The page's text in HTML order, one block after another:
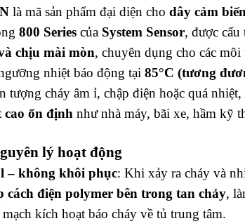
là mã sản phẩm đại diện cho dây cảm
800 Series của System Sensor, được
chịu mài mòn, chuyên dụng cho các
nhiệt báo động tại 85°C (tương
tượng cháy âm ỉ, chập điện hoặc quá
ổn định như nhà máy, bãi xe, hầm kỹ
lý hoạt động
– không khôi phục: Khi xảy ra cháy và
cách điện polymer bên trong tan chảy,
kích hoạt báo cháy về tủ trung tâm.